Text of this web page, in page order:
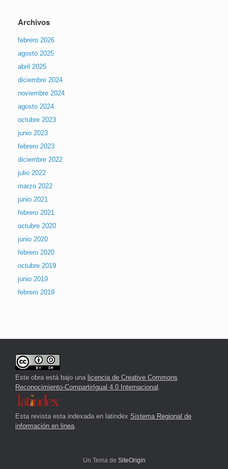
Archivos
febrero 2026
agosto 2025
abril 2025
diciembre 2024
noviembre 2024
agosto 2024
octubre 2023
junio 2023
febrero 2023
diciembre 2022
julio 2022
marzo 2022
junio 2021
febrero 2021
octubre 2020
junio 2020
febrero 2020
octubre 2019
junio 2019
febrero 2019
Este obra está bajo una licencia de Creative Commons
Reconocimiento-CompartirIgual 4.0 Internacional
Esta revista esta indexada en latindex Sistema Regional de
información en linea
Un Tema de SiteOrigin